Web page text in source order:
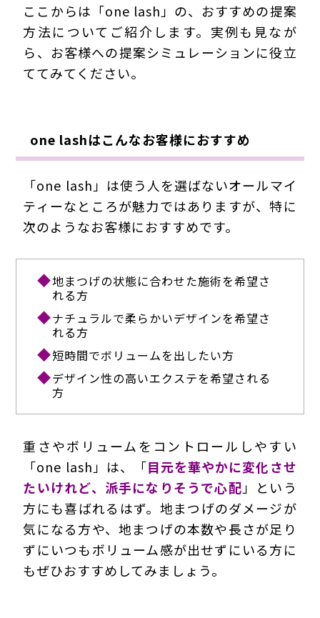
ここからは「one lash」の、おすすめの提案
方法についてご紹介します。実例も見なが
ら、お客様への提案シミュレーションに役立
ててみてください。
one lashはこんなお客様におすすめ
「one lash」は使う人を選ばないオールマイ
ティーなところが魅力ではありますが、特に
次のようなお客様におすすめです。
地まつげの状態に合わせた施術を希望さ
れる方
ナチュラルで柔らかいデザインを希望さ
れる方
短時間でボリュームを出したい方
デザイン性の高いエクステを希望される
方
重さやボリュームをコントロールしやすい
「one lash」は、「目元を華やかに変化させ
たいけれど、派手になりそうで心配 」という
方にも喜ばれるはず。地まつげのダメージが
気になる方や、地まつげの本数や長さが足り
ずにいつもボリューム感が出せずにいる方に
もぜひおすすめしてみましょう。